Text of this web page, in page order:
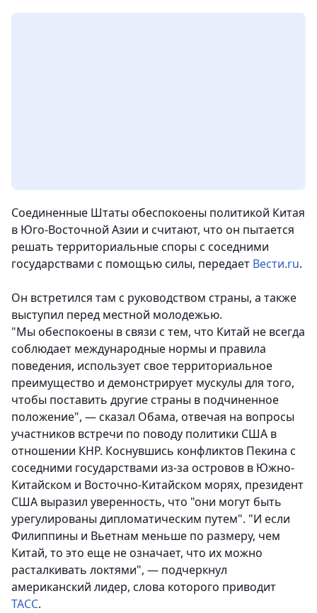
Соединенные Штаты обеспокоены политикой Китая
в Юго-Восточной Азии и считают, что он пытается
решать территориальные споры с соседними
государствами с помощью силы, передает Вести.ru.
Он встретился там с руководством страны, а также
выступил перед местной молодежью.
"Мы обеспокоены в связи с тем, что Китай не всегда
соблюдает международные нормы и правила
поведения, использует свое территориальное
преимущество и демонстрирует мускулы для того,
чтобы поставить другие страны в подчиненное
положение", — сказал Обама, отвечая на вопросы
участников встречи по поводу политики США в
отношении КНР. Коснувшись конфликтов Пекина с
соседними государствами из-за островов в Южно-
Китайском и Восточно-Китайском морях, президент
США выразил уверенность, что "они могут быть
урегулированы дипломатическим путем". "И если
Филиппины и Вьетнам меньше по размеру, чем
Китай, то это еще не означает, что их можно
расталкивать локтями", — подчеркнул
американский лидер, слова которого приводит
ТАСС.